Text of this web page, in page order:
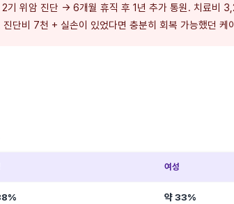
기 위암 진단 → 6개월 휴직 후 1년 추가 통원. 치료비
진단비 7천 + 실손이 있었다면 충분히 회복 가능했던 케
여성
약 33%